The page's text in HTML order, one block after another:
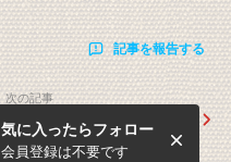
記事を報告する
次の記事
第5回くまモンキャンペーン
当選発表
気に入ったらフォロー
会員登録は不要です